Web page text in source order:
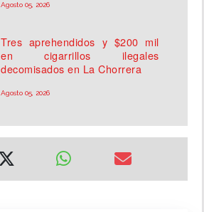
Agosto 05, 2026
Tres aprehendidos y $200 mil
en cigarrillos ilegales
decomisados en La Chorrera
Agosto 05, 2026